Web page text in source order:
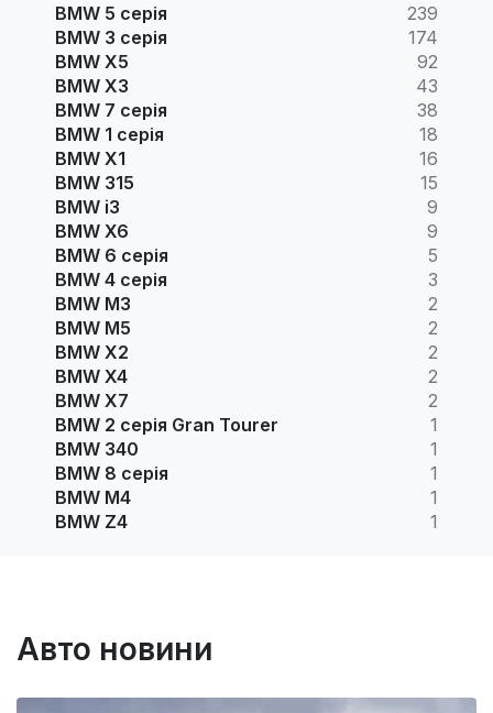
BMW 5 серія
239
BMW 3 серія
174
BMW X5
92
BMW X3
43
BMW 7 серія
38
BMW 1 серія
18
BMW X1
16
BMW 315
15
BMW i3
9
BMW X6
9
BMW 6 серія
5
BMW 4 серія
3
BMW M3
2
BMW M5
2
BMW X2
2
BMW X4
2
BMW X7
2
BMW 2 серія Gran Tourer
1
BMW 340
1
BMW 8 серія
1
BMW M4
1
BMW Z4
1
Авто новини